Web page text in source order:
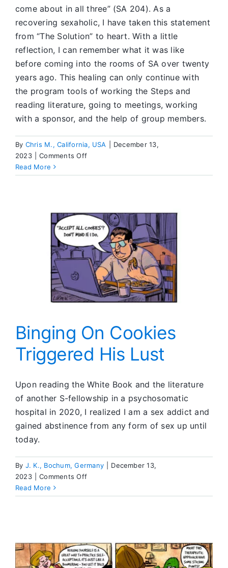
come about in all three” (SA 204). As a
recovering sexaholic, I have taken this statement
from “The Solution” to heart. With a little
reflection, I can remember what it was like
before coming into the rooms of SA over twenty
years ago. This healing can only continue with
the program tools of working the Steps and
reading literature, going to meetings, working
with a sponsor, and the help of group members.
By Chris M., California, USA
December 13,
2023
Comments Offon
Problems,
Read More
Binging On Cookies
Triggered His Lust
Upon reading the White Book and the literature
of another S-fellowship in a psychosomatic
hospital in 2020, I realized I am a sex addict and
gained abstinence from any form of sex up until
today.
By J. K., Bochum, Germany
December 13,
2023
Comments Offon
On
Lust
Read More